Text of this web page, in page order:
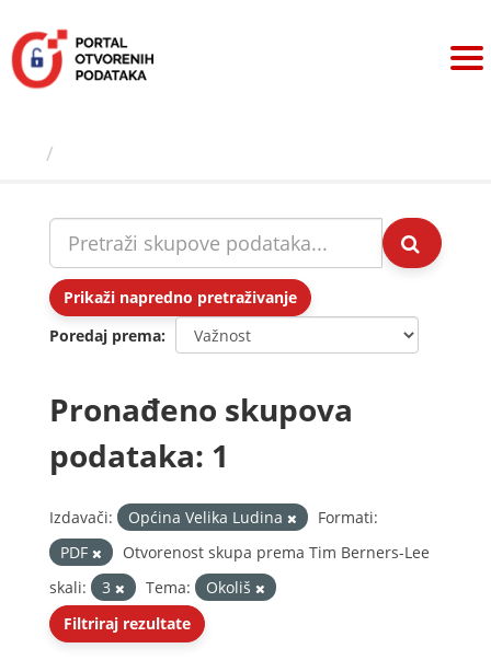
sadržaj
Prikaži napredno pretraživanje
Poredaj prema
Pronađeno skupova
podataka: 1
Izdavači: Općina Velika Ludina
Formati:
PDF
Otvorenost skupa prema Tim Berners-Lee
skali:
3 Tema:
Okoliš
Filtriraj rezultate